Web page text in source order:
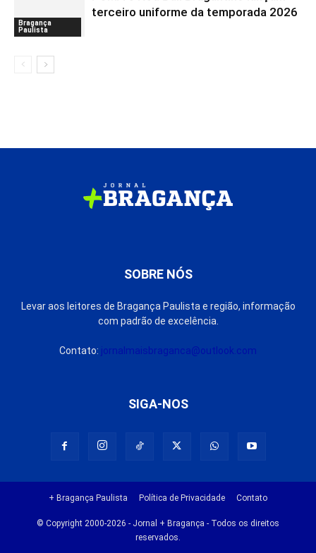
Bragança
Paulista
terceiro uniforme da temporada 2026
SOBRE NÓS
Levar aos leitores de Bragança Paulista e região, informação
com padrão de excelência.
Contato: jornalmaisbraganca@outlook.com
SIGA-NOS
+ Bragança Paulista Política de Privacidade Contato
© Copyright 2000-2026 - Jornal + Bragança - Todos os direitos
reservados.